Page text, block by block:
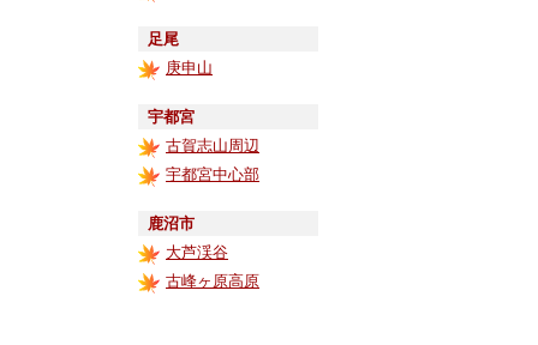
足尾
庚申山
宇都宮
古賀志山周辺
宇都宮中心部
鹿沼市
大芦渓谷
古峰ヶ原高原